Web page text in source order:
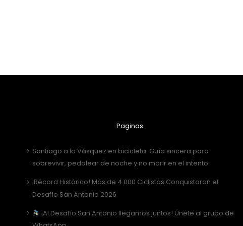
Paginas
Santiago a lo Vásquez en bicicleta: Guía sincera para
sobrevivir, pedalear de noche y no morir en el intento
¡Récord Histórico! Más de 4.000 Ciclistas Conquistaron el
Desafío San Antonio 2026
¡Al Desafío San Antonio llegamos juntos! Únete al grupo de